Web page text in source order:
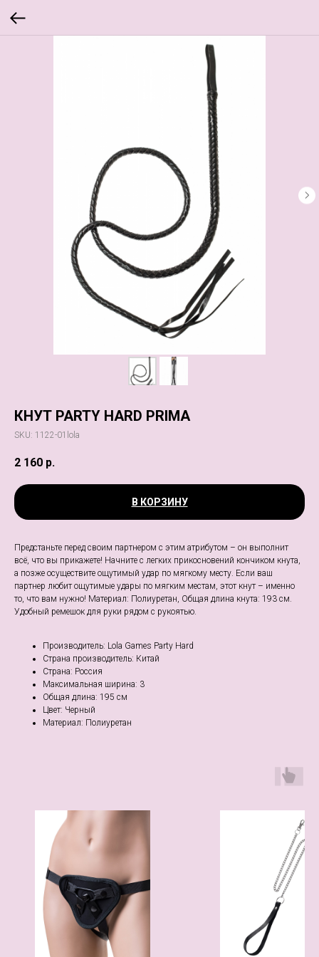
КНУТ PARTY HARD PRIMA
SKU: 1122-01lola
2 160 р.
В КОРЗИНУ
Предстаньте перед своим партнером с этим атрибутом – он выполнит
всё, что вы прикажете! Начните с легких прикосновений кончиком кнута,
а позже осуществите ощутимый удар по мягкому месту. Если ваш
партнер любит ощутимые удары по мягким местам, этот кнут – именно
то, что вам нужно! Материал: Полиуретан, Общая длина кнута: 193 см.
Удобный ремешок для руки рядом с рукоятью.
Производитель: Lola Games Party Hard
Страна производитель: Китай
Страна: Россия
Максимальная ширина: 3
Общая длина: 195 см
Цвет: Черный
Материал: Полиуретан